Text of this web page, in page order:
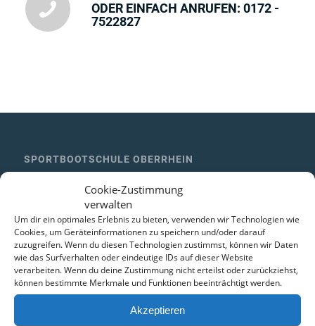
Cookie-Zustimmung
verwalten
Um dir ein optimales Erlebnis zu bieten, verwenden wir Technologien wie
Cookies, um Geräteinformationen zu speichern und/oder darauf
zuzugreifen. Wenn du diesen Technologien zustimmst, können wir Daten
wie das Surfverhalten oder eindeutige IDs auf dieser Website
verarbeiten. Wenn du deine Zustimmung nicht erteilst oder zurückziehst,
können bestimmte Merkmale und Funktionen beeinträchtigt werden.
Akzeptieren
ODER EINFACH ANRUFEN: 0172 -
7522827
SPORTBOOTSCHULE OBERRHEIN
76646 Bruchsal
Telefon: 07257-929279
Fax: 07257-929284
Mobil: 0172-7522827
info [at] sportbootschule-oberrhein [punkt] de